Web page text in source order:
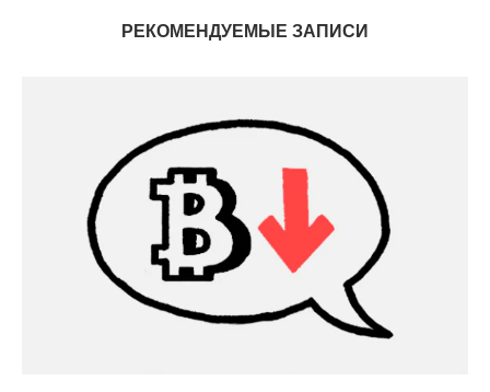
РЕКОМЕНДУЕМЫЕ ЗАПИСИ